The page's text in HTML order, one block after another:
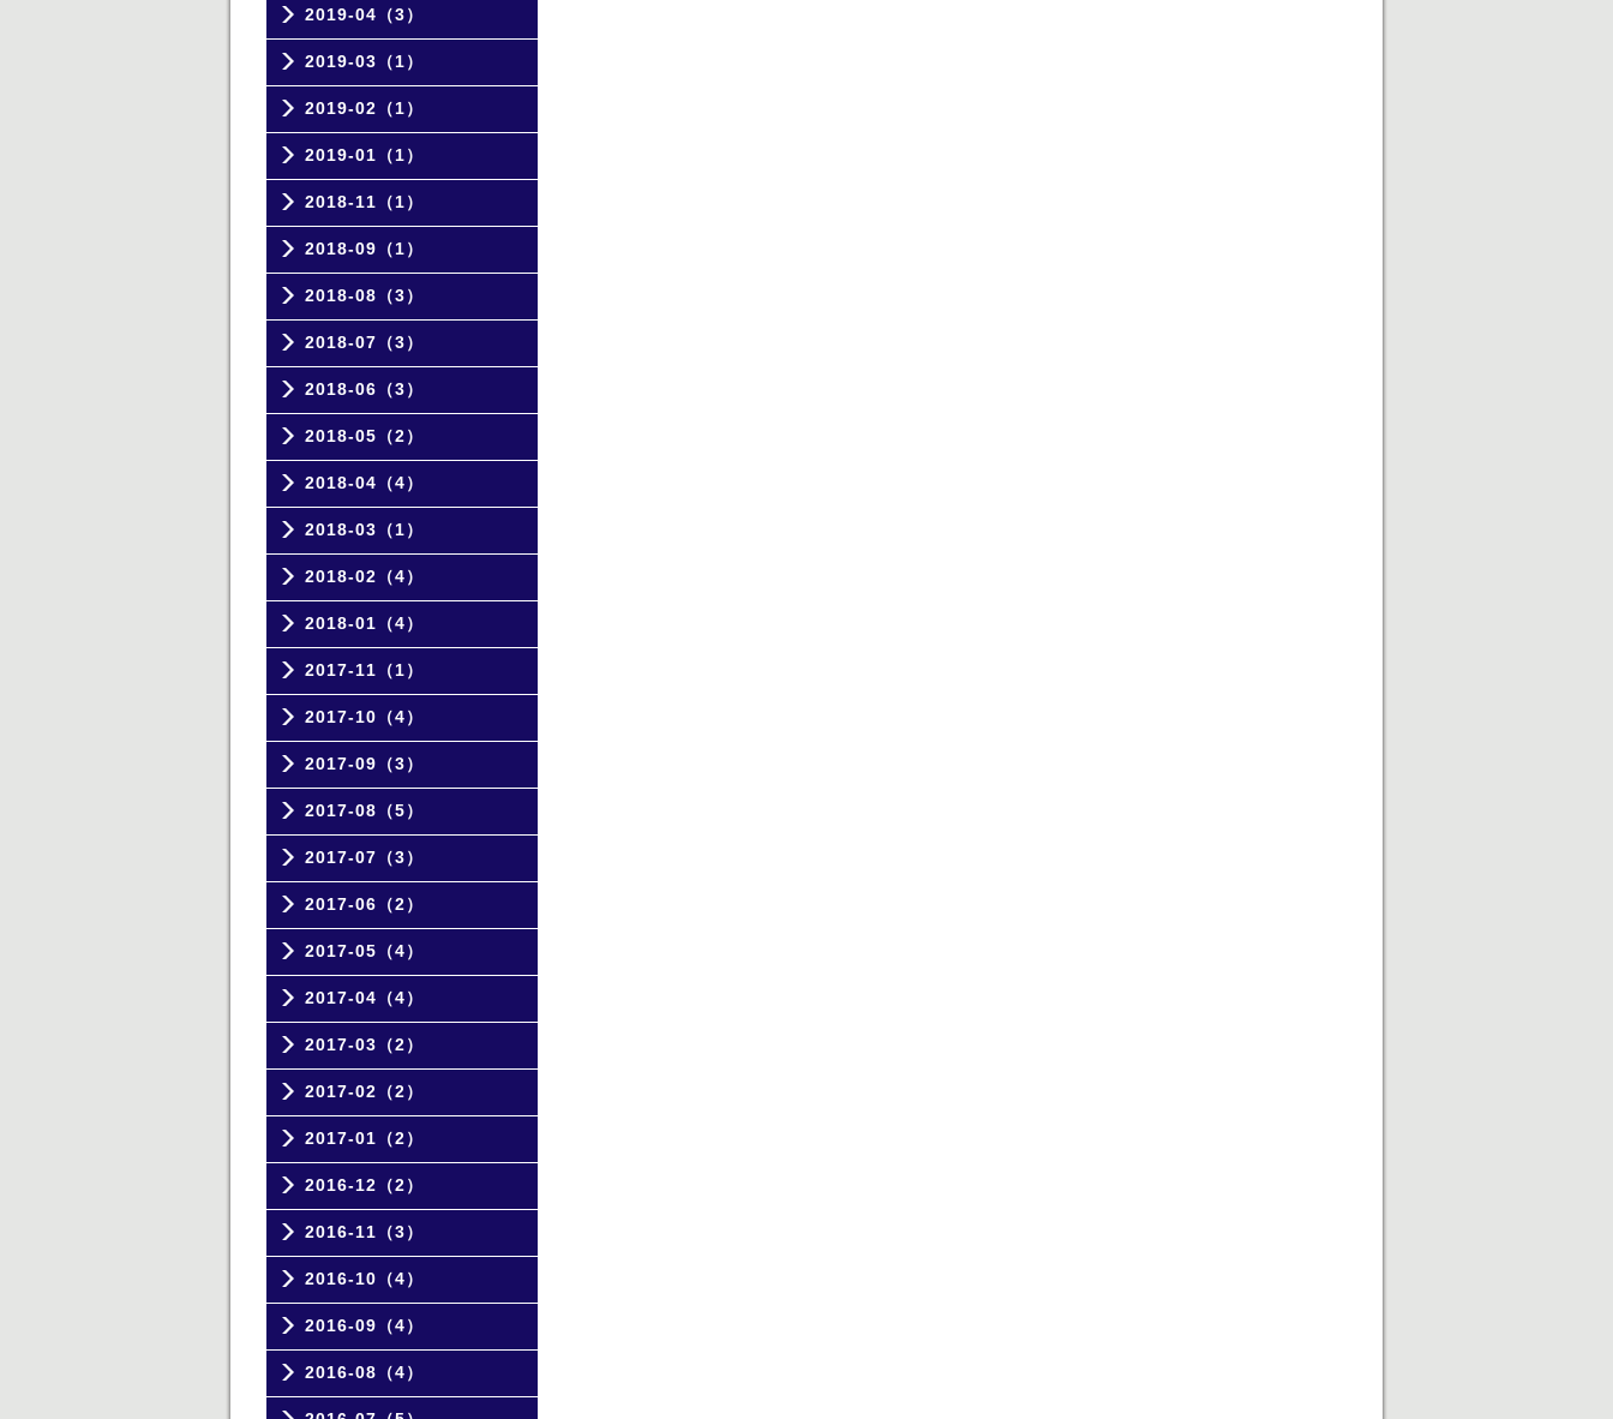
2019-04（3）
2019-03（1）
2019-02（1）
2019-01（1）
2018-11（1）
2018-09（1）
2018-08（3）
2018-07（3）
2018-06（3）
2018-05（2）
2018-04（4）
2018-03（1）
2018-02（4）
2018-01（4）
2017-11（1）
2017-10（4）
2017-09（3）
2017-08（5）
2017-07（3）
2017-06（2）
2017-05（4）
2017-04（4）
2017-03（2）
2017-02（2）
2017-01（2）
2016-12（2）
2016-11（3）
2016-10（4）
2016-09（4）
2016-08（4）